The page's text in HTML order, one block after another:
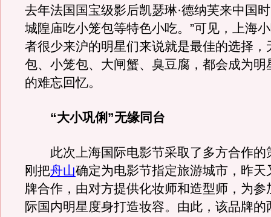
去年法国国宝级影后凯瑟琳·德纳芙来中国
城隍庙吃小笼包等特色小吃。”可见，上海
者很少来沪的明星们来说就是最佳的选择，
包、小笼包、大闸蟹、臭豆腐，都会成为明
的难忘回忆。
“大小巩俐”无缘同台
此次上海国际电影节采取了多方合作的
刚把舟山确定为电影节指定旅游城市，昨天
牌合作，由对方提供化妆师和造型师，为参
际国内明星度身打造妆容。由此，该品牌的